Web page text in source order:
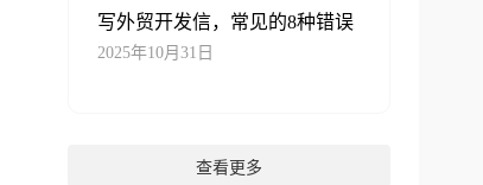
写外贸开发信，常见的8种错误
2025年10月31日
查看更多